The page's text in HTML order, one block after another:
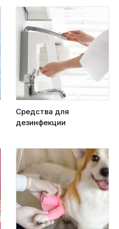
Средства для
дезинфекции